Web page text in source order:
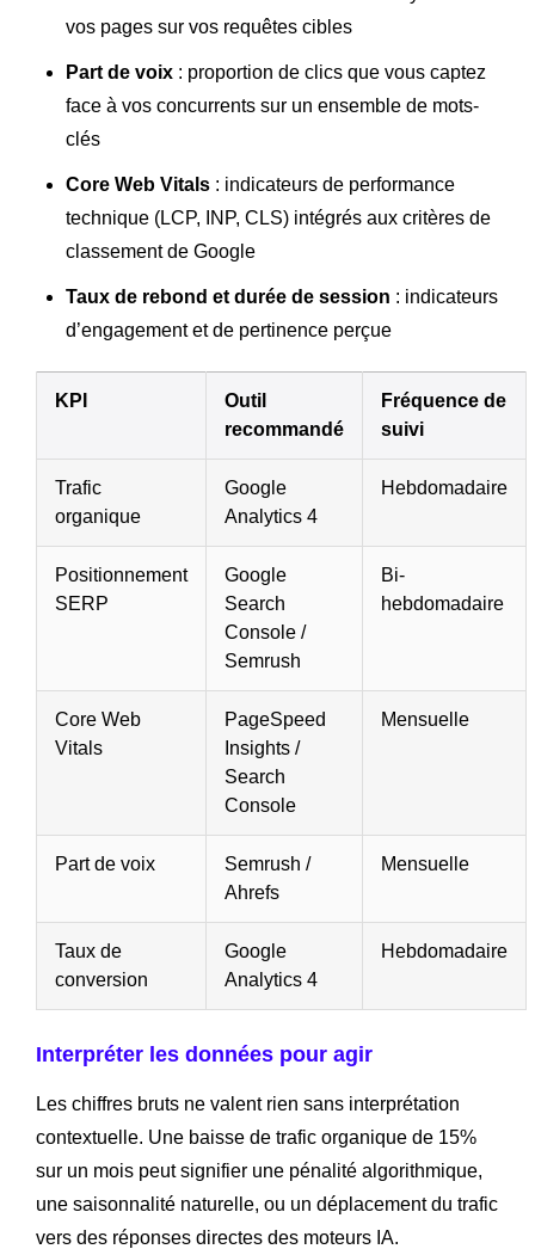
vos pages sur vos requêtes cibles
Part de voix : proportion de clics que vous captez
face à vos concurrents sur un ensemble de mots-
clés
Core Web Vitals : indicateurs de performance
technique (LCP, INP, CLS) intégrés aux critères de
classement de Google
Taux de rebond et durée de session : indicateurs
d’engagement et de pertinence perçue
KPI
Outil
recommandé
Fréquence de
suivi
Trafic
organique
Google
Analytics 4
Hebdomadaire
Positionnement
SERP
Google
Search
Console /
Semrush
Bi-
hebdomadaire
Core Web
Vitals
PageSpeed
Insights /
Search
Console
Mensuelle
Part de voix
Semrush /
Ahrefs
Mensuelle
Taux de
conversion
Google
Analytics 4
Hebdomadaire
Interpréter les données pour agir
Les chiffres bruts ne valent rien sans interprétation
contextuelle. Une baisse de trafic organique de 15%
sur un mois peut signifier une pénalité algorithmique,
une saisonnalité naturelle, ou un déplacement du trafic
vers des réponses directes des moteurs IA.